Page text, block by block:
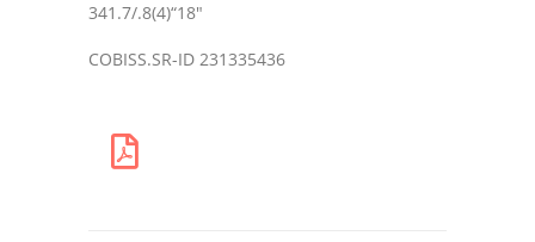
341.7/.8(4)“18″
COBISS.SR-ID 231335436